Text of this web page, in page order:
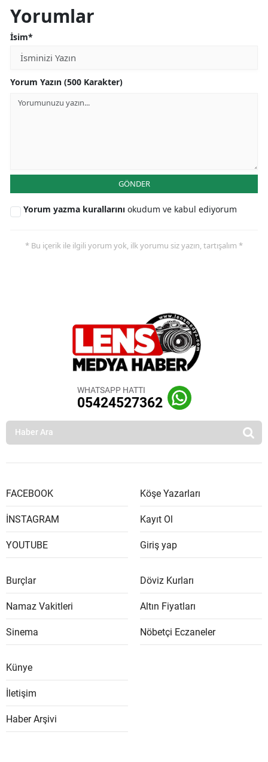
Yorumlar
İsim*
Yorum Yazın (500 Karakter)
GÖNDER
Yorum yazma kurallarını okudum ve kabul ediyorum
* Bu içerik ile ilgili yorum yok, ilk yorumu siz yazın, tartışalım *
WHATSAPP HATTI
05424527362
FACEBOOK
İNSTAGRAM
YOUTUBE
Köşe Yazarları
Kayıt Ol
Giriş yap
Burçlar
Namaz Vakitleri
Sinema
Döviz Kurları
Altın Fiyatları
Nöbetçi Eczaneler
Künye
İletişim
Haber Arşivi